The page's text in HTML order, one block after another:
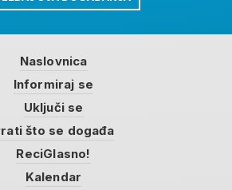
Naslovnica
Informiraj se
Uključi se
što se događa
ReciGlasno!
Kalendar